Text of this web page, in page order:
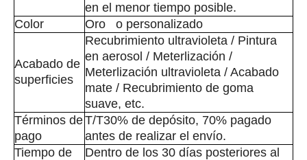
en el menor tiempo posible.
Color
Oro o personalizado
Acabado de
superficies
Recubrimiento ultravioleta / Pintura
en aerosol / Meterlización /
Meterlización ultravioleta / Acabado
mate / Recubrimiento de goma
suave, etc.
Términos de
pago
T/T30% de depósito, 70% pagado
antes de realizar el envío.
Tiempo de
Dentro de los 30 días posteriores al